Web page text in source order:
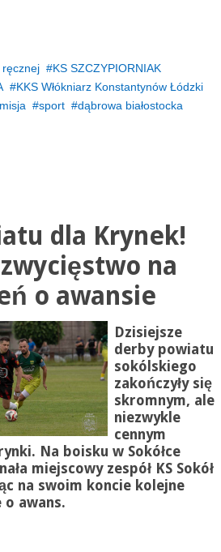
ręcznej
KS SZCZYPIORNIAK
KKS Włókniarz Konstantynów Łódzki
sport
dąbrowa białostocka
dla Krynek!
na
o awansie
Dzisiejsze
derby powiatu
sokólskiego
zakończyły się
skromnym, ale
niezwykle
cennym
Na boisku w Sokółce
miejscowy zespół KS Sokół
na swoim koncie kolejne
awans.